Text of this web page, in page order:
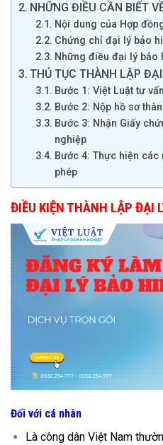
NHỮNG ĐIỀU CẦN BIẾT
Nội dung của Hợp
Chứng chỉ đại lý bảo
Những điều đại lý
THỦ TỤC THÀNH LẬP ĐẠI
Bước 1: Việt Luật tư
Bước 2: Nộp hồ sơ
Bước 3: Nhận Giấy
nghiệp
Bước 4: Thực hiện
phép
ĐIỀU KIỆN THÀNH LẬP ĐẠI
Đối với cá nhân
Là công dân Việt Nam